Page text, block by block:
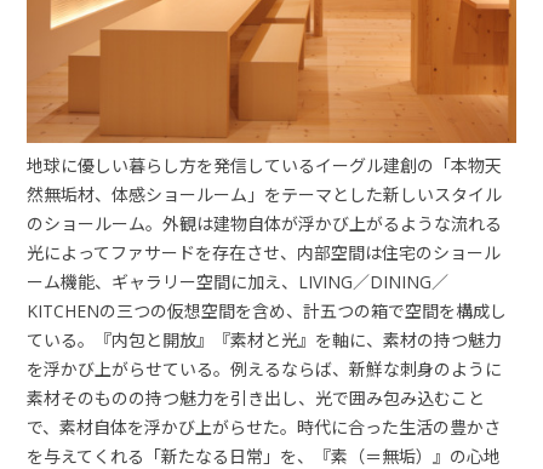
地球に優しい暮らし方を発信しているイーグル建創の「本物天
然無垢材、体感ショールーム」をテーマとした新しいスタイル
のショールーム。外観は建物自体が浮かび上がるような流れる
光によってファサードを存在させ、内部空間は住宅のショール
ーム機能、ギャラリー空間に加え、LIVING／DINING／
KITCHENの三つの仮想空間を含め、計五つの箱で空間を構成し
ている。『内包と開放』『素材と光』を軸に、素材の持つ魅力
を浮かび上がらせている。例えるならば、新鮮な刺身のように
素材そのものの持つ魅力を引き出し、光で囲み包み込むこと
で、素材自体を浮かび上がらせた。時代に合った生活の豊かさ
を与えてくれる「新たなる日常」を、『素（＝無垢）』の心地